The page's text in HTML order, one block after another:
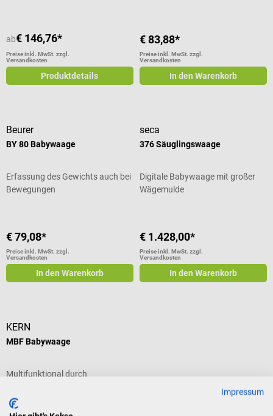
ab€ 146,76*
Preise inkl. MwSt. zzgl.
Versandkosten
Produktdetails
€ 83,88*
Preise inkl. MwSt. zzgl.
Versandkosten
In den Warenkorb
Beurer
BY 80 Babywaage
Erfassung des Gewichts auch bei
Bewegungen
€ 79,08*
Preise inkl. MwSt. zzgl.
Versandkosten
In den Warenkorb
seca
376 Säuglingswaage
Digitale Babywaage mit großer
Wägemulde
€ 1.428,00*
Preise inkl. MwSt. zzgl.
Versandkosten
In den Warenkorb
KERN
MBF Babywaage
Multifunktional durch
Impressum